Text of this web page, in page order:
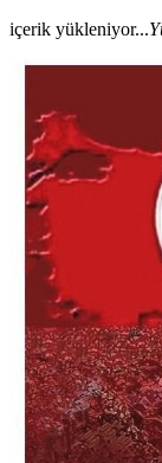
içerik yükleniyor...